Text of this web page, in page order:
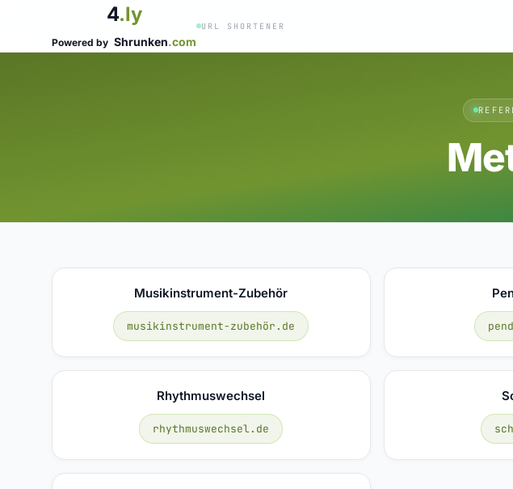
4.ly
Powered by Shrunken.com
URL SHORTENER
Musikinstrument-Zubehör
musikinstrument-zubehör.de
Rhythmuswechsel
rhythmuswechsel.de